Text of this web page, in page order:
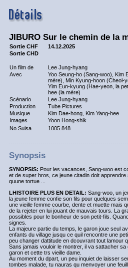
JIBURO Sur le chemin de la
Sortie CHF
14.12.2025
Sortie CHD
Un film de
Lee Jung-hyang
Avec
Yoo Seung-ho (Sang-woo), Kim
mère), Min Kyung-hoon (Cheol-
Yim Eun-kyung (Hae-yeon, la
hee (la mère)
Scénario
Lee Jung-hyang
Production
Tube Pictures
Musique
Kim Dae-hong, Kim Yang-hee
Images
Yoon Hong-shik
No Suisa
1005.848
Synopsis
SYNOPSIS: Pour les vacances, Sang-woo est
et de super hros, ce jeune citadin doit
quune tortue ...
LHISTOIRE PLUS EN DETAIL: Sang-woo, un
la jeune femme confie son fils pour quelques
une vieille femme courbe, dente et muette mais
de la rejeter en lui jouant de mauvais tours. La
possibles pour le bonheur de son petit-fils.
signes.
La majeure partie du temps, le garon joue seul
enfants du village jusqu ce quil rencontre une
peu changer dattitude en dcouvrant tout lamour
Sans jamais vouloir le montrer, il va sattacher
garon et cette trs vieille dame.
Au moment du dpart, un peu inquiet de laisser
tombes malade, tu nauras qu menvoyer une